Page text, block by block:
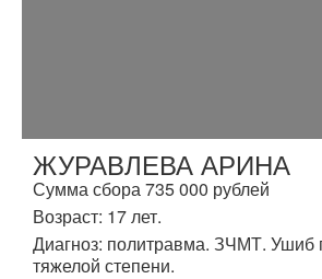
ЖУРАВЛЕВА АРИНА
Сумма сбора 735 000 рублей
Возраст: 17 лет.
Диагноз: политравма. ЗЧМТ. Ушиб
тяжелой степени.